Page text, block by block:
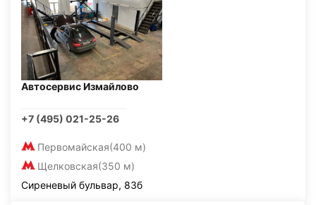
Автосервис Измайлово
+7 (495) 021-25-26
Первомайская(400 м)
Щелковская(350 м)
Сиреневый бульвар, 83б